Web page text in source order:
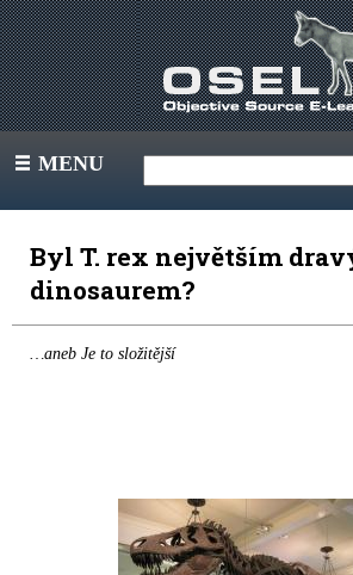
III MENU
Byl T. rex největším
dinosaurem?
…aneb Je to složitější